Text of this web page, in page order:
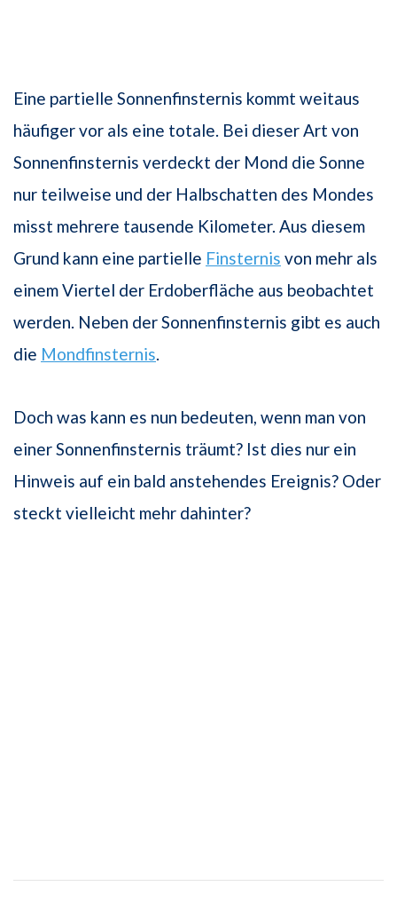
Eine partielle Sonnenfinsternis kommt weitaus
häufiger vor als eine totale. Bei dieser Art von
Sonnenfinsternis verdeckt der Mond die Sonne
nur teilweise und der Halbschatten des Mondes
misst mehrere tausende Kilometer. Aus diesem
Grund kann eine partielle Finsternis von mehr als
einem Viertel der Erdoberfläche aus beobachtet
werden. Neben der Sonnenfinsternis gibt es auch
die Mondfinsternis.
Doch was kann es nun bedeuten, wenn man von
einer Sonnenfinsternis träumt? Ist dies nur ein
Hinweis auf ein bald anstehendes Ereignis? Oder
steckt vielleicht mehr dahinter?